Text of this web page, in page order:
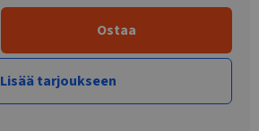
Ostaa
Lisää tarjoukseen